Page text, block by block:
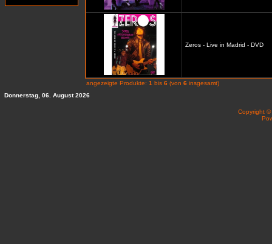
Zeros - Live in Madrid - DVD
angezeigte Produkte: 1 bis 6 (von 6 insgesamt)
Donnerstag, 06. August 2026
Copyright